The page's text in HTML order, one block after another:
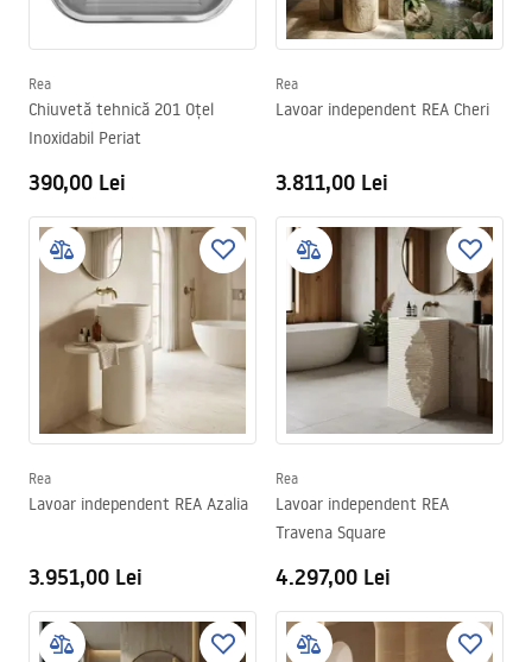
Rea
Chiuvetă tehnică 201 Oțel
Inoxidabil Periat
390,00 Lei
Rea
Lavoar independent REA Cheri
3.811,00 Lei
Rea
Lavoar independent REA Azalia
3.951,00 Lei
Rea
Lavoar independent REA
Travena Square
4.297,00 Lei